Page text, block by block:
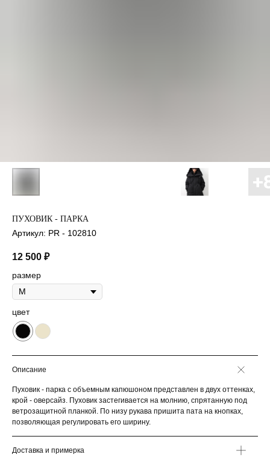
ПУХОВИК - ПАРКА
Артикул: PR - 102810
12 500 ₽
размер
цвет
Описание
Пуховик - парка с объемным капюшоном представлен в двух оттенках,
крой - оверсайз. Пуховик застегивается на молнию, спрятанную под
ветрозащитной планкой. По низу рукава пришита пата на кнопках,
позволяющая регулировать его ширину.
Доставка и примерка